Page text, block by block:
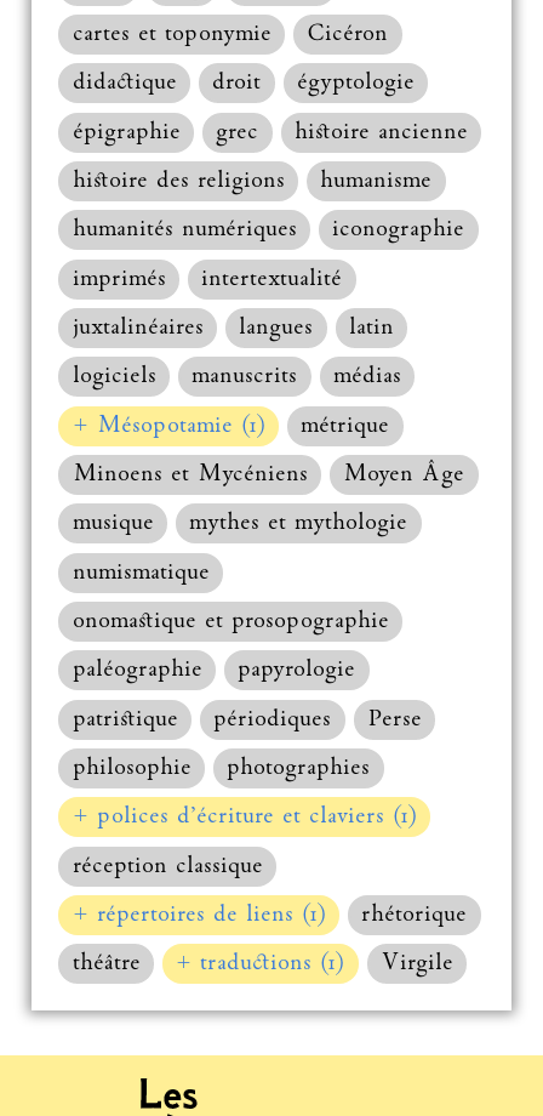
cartes et toponymie
Cicéron
didactique
droit
égyptologie
épigraphie
grec
histoire ancienne
histoire des religions
humanisme
humanités numériques
iconographie
imprimés
intertextualité
juxtalinéaires
langues
latin
logiciels
manuscrits
médias
+ Mésopotamie (1)
métrique
Minoens et Mycéniens
Moyen Âge
musique
mythes et mythologie
numismatique
onomastique et prosopographie
paléographie
papyrologie
patristique
périodiques
Perse
philosophie
photographies
+ polices d’écriture et claviers (1)
réception classique
+ répertoires de liens (1)
rhétorique
théâtre
+ traductions (1) Virgile